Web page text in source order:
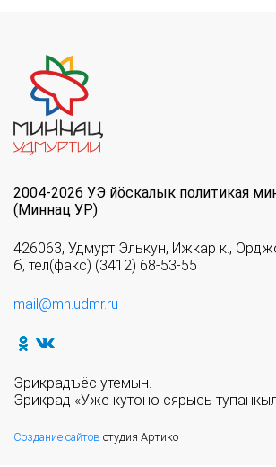
2004-2026 УЭ йöскалык политикая
(Миннац УР)
426063, Удмурт Элькун, Ижкар к.,
б, тел(факс) (3412) 68-53-55
mail@mn.udmr.ru
Эрикрадъёс утемын.
Эрикрад «Уже кутоно сярысь
Создание сайтов студия Артико